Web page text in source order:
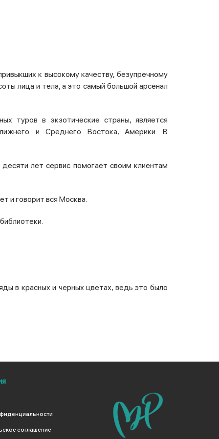
к высокому качеству, безупречному
лица и тела, а это самый большой арсенал
туров в экзотические страны, является
и Среднего Востока, Америки. В
лет сервис помогает своим клиентам
и говорит вся Москва.
в красных и черных цветах, ведь это было
соглашение